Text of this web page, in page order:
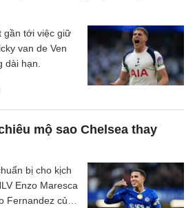
gần tới việc giữ
van de Ven
dài hạn.
mộ sao Chelsea thay
bị cho kịch
Enzo Maresca
Fernandez của